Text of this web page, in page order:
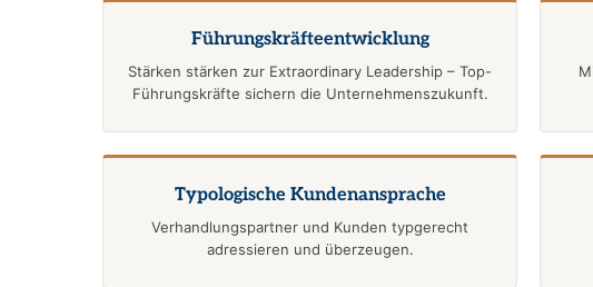
Führungskräfte­entwicklung
Stärken stärken zur Extraordinary Leadership – Top-
Führungskräfte sichern die Unternehmenszukunft.
Typologische Kundenansprache
Verhandlungspartner und Kunden typgerecht
adressieren und überzeugen.